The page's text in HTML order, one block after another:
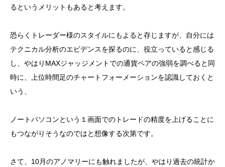
るというメリットもあると考えます。
恐らくトレーダー様のスタイルにもよると存じますが、自分には
テクニカル分析のエビデンスを探るのに、役立っていると感じる
し、やはりMAXジャッジメントでの通貨ペアの強弱を調べると同
時に、上位時間足のチャートフォーメーションを認識しておくと
いう、
ノートパソコンという１画面でのトレードの精度を上げることに
もつながりそうなのではと想像する次第です。
さて、10月のアノマリーにも触れましたが、やはり過去の統計か